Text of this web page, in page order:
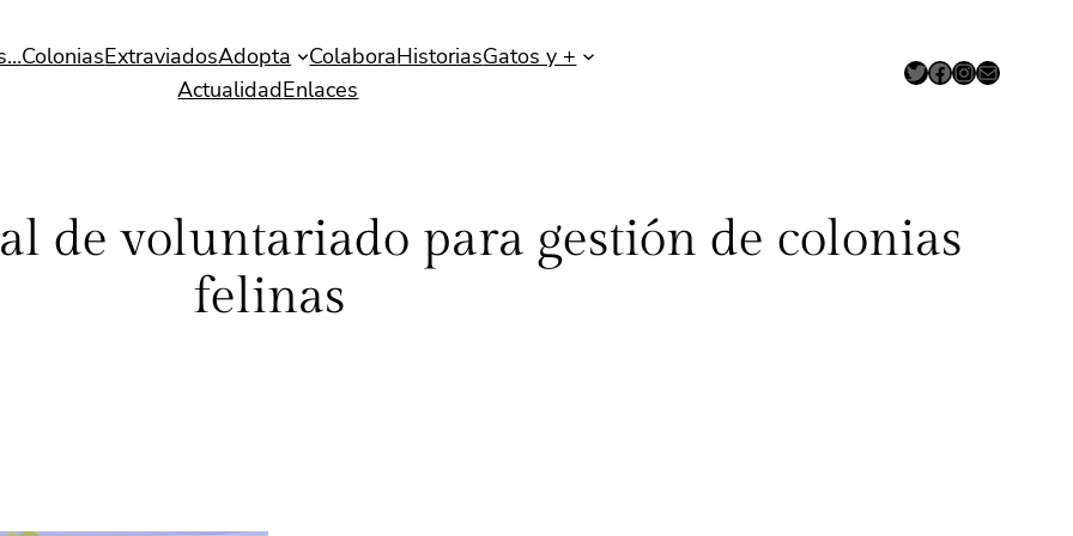
ColoniasExtraviadosAdopta ColaboraHistoriasGatos y +
ActualidadEnlaces
Twitter Facebook InstagramCorreo electrónico
de voluntariado para gestión de colonias
felinas